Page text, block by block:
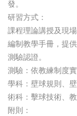
發。
研習方式：
課程理論講授及現場
編制教學手冊，提供
測驗認證。
測驗：依教練制度
學科：壁球規則、
術科：擊球技術、教
附則：